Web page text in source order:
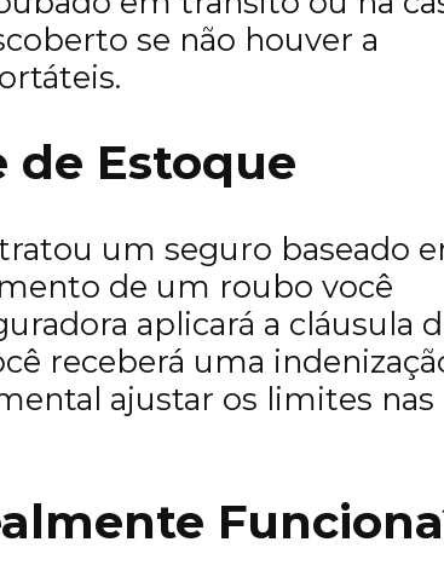
se não houver a
de Estoque
um seguro baseado
de um roubo você
aplicará a cláusula
receberá uma
ajustar os limites nas